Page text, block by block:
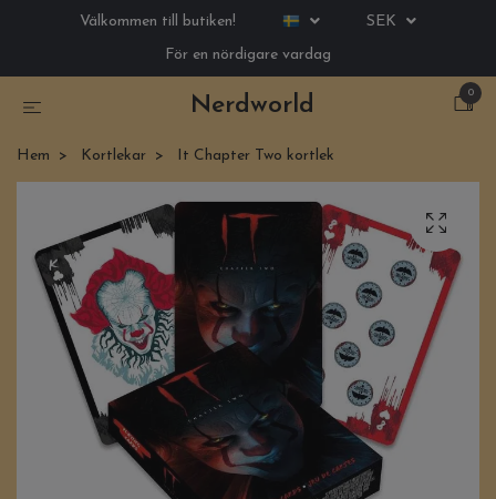
Välkommen till butiken!
SEK
För en nördigare vardag
Nerdworld
0
Hem Kortlekar It Chapter Two kortlek